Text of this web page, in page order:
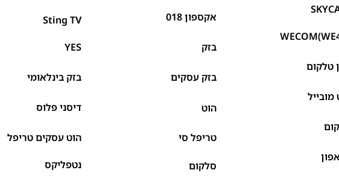
טלקום
מובייל
אקספון 018
בזק
בזק עסקים
הוט
טריפל סי
סלקום
Sting TV
YES
בזק בינלאומי
דיסני פלוס
הוט עסקים טריפל
נטפליקס